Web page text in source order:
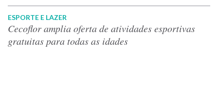
ESPORTE E LAZER
Cecoflor amplia oferta de atividades esportivas
gratuitas para todas as idades